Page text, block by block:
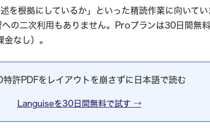
を根拠にしているか」といった精読作業に向いてい
の二次利用もありません。Proプランは30日間無
なし）。
特許PDFをレイアウトを崩さずに日本語で読む
Languiseを30日間無料で試す →